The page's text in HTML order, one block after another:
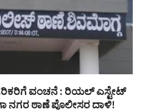
ವಂಚನೆ : ರಿಯಲ್ ಎಸ್ಟೇಟ್
ನಗರ ಠಾಣೆ ಪೊಲೀಸರ ದಾಳಿ!